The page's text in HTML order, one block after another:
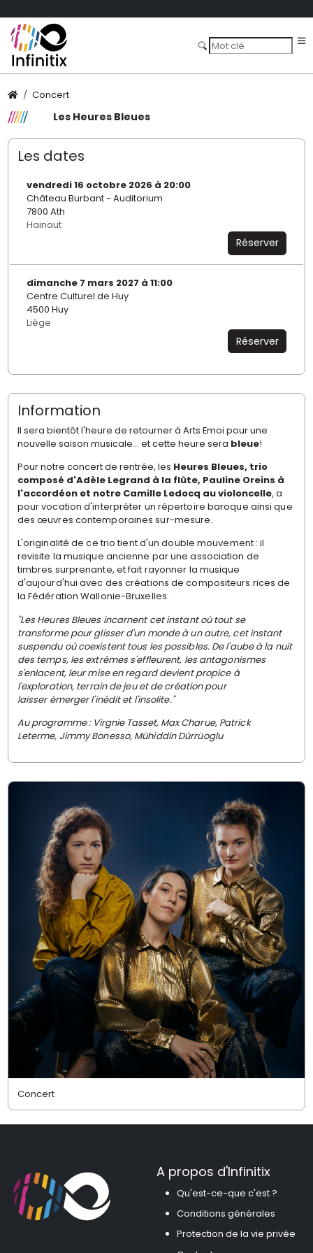
Concert
Les Heures Bleues
Les dates
vendredi 16 octobre 2026 à 20:00
Château Burbant - Auditorium
7800 Ath
Hainaut
Réserver
dimanche 7 mars 2027 à 11:00
Centre Culturel de Huy
4500 Huy
Liège
Réserver
Information
Il sera bientôt l'heure de retourner à Arts Emoi pour une
nouvelle saison musicale... et cette heure sera bleue!
Pour notre concert de rentrée, les Heures Bleues, trio
composé d'Adèle Legrand à la flûte, Pauline Oreins à
l'accordéon et notre Camille Ledocq au violoncelle, a
pour vocation d'interpréter un répertoire baroque ainsi que
des œuvres contemporaines sur-mesure.
L'originalité de ce trio tient d'un double mouvement : il
revisite la musique ancienne par une association de
timbres surprenante, et fait rayonner la musique
d'aujourd'hui avec des créations de compositeurs.rices de
laFédération Wallonie-Bruxelles.
"Les Heures Bleues incarnent cet instant où tout se
transforme pourglisser d'un monde à un autre, cet instant
suspendu où coexistenttous les possibles. De l'aube à la nuit
des temps, les extrêmess'effleurent, les antagonismes
s'enlacent, leur mise en regard devientpropice à
l'exploration, terrain de jeu et de création pour
laisser émerger l'inédit et l'insolite."
Au programme : Virgnie Tasset, Max Charue, Patrick
Leterme, Jimmy Bonesso, Mühiddin Dürrüoglu
Concert
A propos d'Infinitix
Qu'est-ce-que c'est ?
Conditions générales
Protection de la vie privée